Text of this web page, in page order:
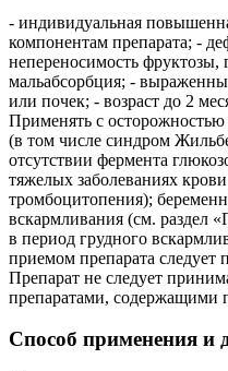
- индивидуальная
компонентам препарата; -
непереносимость фруктозы,
мальабсорбция; -
или почек; - возраст до 2
Применять с
(в том числе синдром
отсутствии фермента
тяжелых заболеваниях
тромбоцитопения);
вскармливания (см. раздел
в период грудного
приемом препарата следует
Препарат не следует
препаратами, содержащими
Способ применения и